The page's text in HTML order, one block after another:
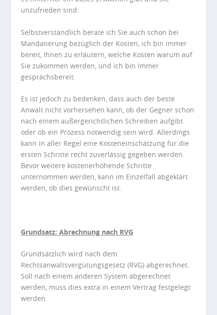
unzufrieden sind.
Selbstverständlich berate ich Sie auch schon bei
Mandatierung bezüglich der Kosten, ich bin immer
bereit, Ihnen zu erläutern, welche Kosten warum auf
Sie zukommen werden, und ich bin immer
gesprächsbereit.
Es ist jedoch zu bedenken, dass auch der beste
Anwalt nicht vorhersehen kann, ob der Gegner schon
nach einem außergerichtlichen Schreiben aufgibt
oder ob ein Prozess notwendig sein wird. Allerdings
kann in aller Regel eine Kosteneinschätzung für die
ersten Schritte recht zuverlässig gegeben werden.
Bevor weitere kostenerhöhende Schritte
unternommen werden, kann im Einzelfall abgeklärt
werden, ob dies gewünscht ist.
Grundsatz: Abrechnung nach RVG
Grundsätzlich wird nach dem
Rechtsanwaltsvergütungsgesetz (RVG) abgerechnet.
Soll nach einem anderen System abgerechnet
werden, muss dies extra in einem Vertrag festgelegt
werden.